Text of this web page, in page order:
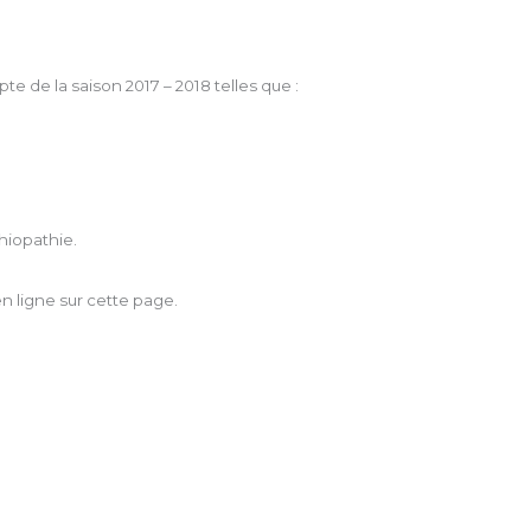
de la saison 2017 – 2018 telles que :
ligne sur cette page.